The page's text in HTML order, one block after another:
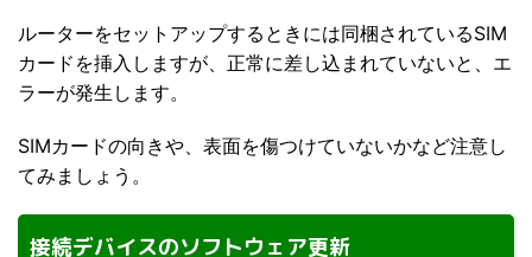
ルーターをセットアップするときには同梱されているSIM
カードを挿入しますが、正常に差し込まれていないと、エ
ラーが発生します。
SIMカードの向きや、表面を傷つけていないかなど注意し
てみましょう。
接続デバイスのソフトウェア更新